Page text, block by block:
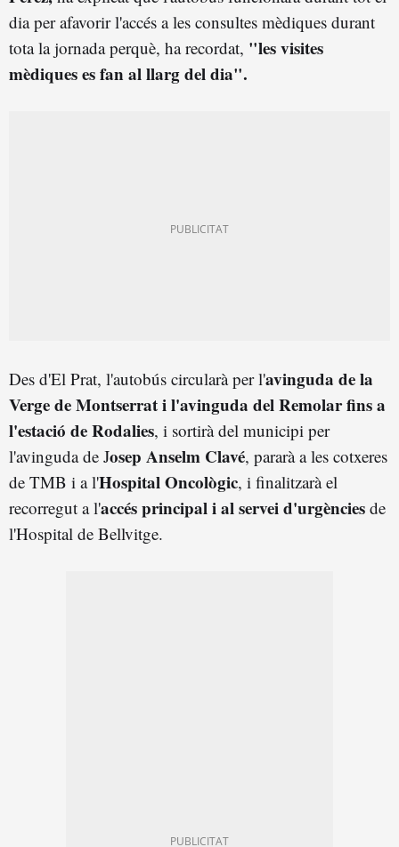
dia per afavorir l'accés a les consultes mèdiques durant
tota la jornada perquè, ha recordat, "les visites
mèdiques es fan al llarg del dia".
Des d'El Prat, l'autobús circularà per l'avinguda de la
Verge de Montserrat i l'avinguda del Remolar fins a
l'estació de Rodalies, i sortirà del municipi per
l'avinguda de Josep Anselm Clavé, pararà a les cotxeres
de TMB i a l'Hospital Oncològic, i finalitzarà el
recorregut a l'accés principal i al servei d'urgències de
l'Hospital de Bellvitge.